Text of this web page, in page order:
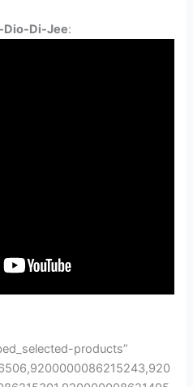
Dio-Di-Jee:
products”